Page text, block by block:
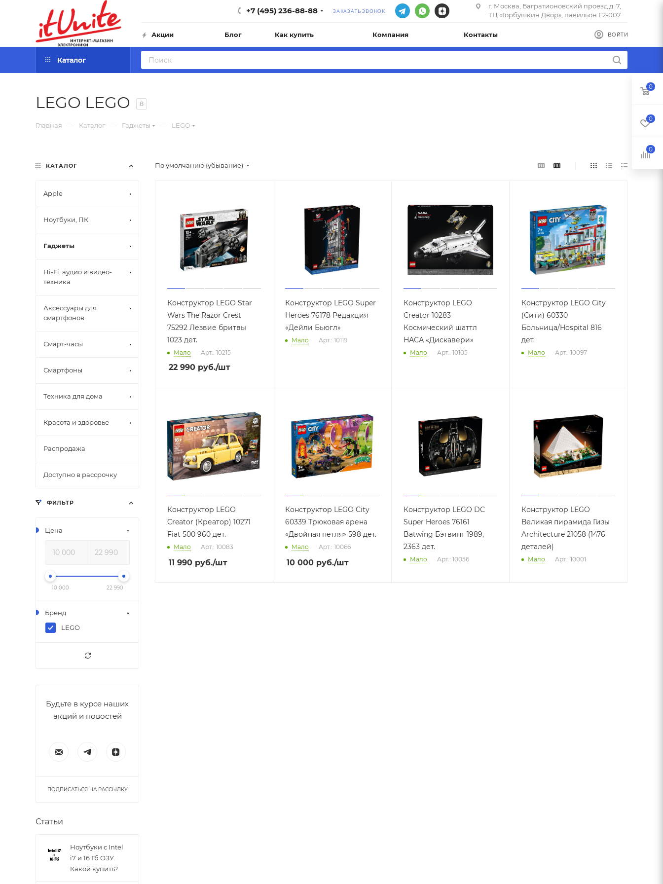
+7 (495) 236-88-88 ЗАКАЗАТЬ ЗВОНОК
г. Москва, Багратионовский проезд д. 7,
ТЦ «Горбушкин Двор», павильон F2-007
ВОЙТИ
Акции Блог Как купить Компания Контакты
Каталог
LEGO LEGO 8
Главная — Каталог — Гаджеты — LEGO
По умолчанию (убывание)
Конструктор LEGO Star
Wars The Razor Crest
75292 Лезвие бритвы
1023 дет.
Мало Арт.: 10215
22 990 руб./шт
Конструктор LEGO Super
Heroes 76178 Редакция
«Дейли Бьюгл»
Мало Арт.: 10119
Конструктор LEGO
Creator 10283
Космический шаттл
НАСА «Дискавери»
Мало Арт.: 10105
Конструктор LEGO City
(Сити) 60330
Больница/Hospital 816
дет.
Мало Арт.: 10097
Конструктор LEGO
Creator (Креатор) 10271
Fiat 500 960 дет.
Мало Арт.: 10083
11 990 руб./шт
Конструктор LEGO City
60339 Трюковая арена
«Двойная петля» 598 дет.
Мало Арт.: 10066
10 000 руб./шт
Конструктор LEGO DC
Super Heroes 76161
Batwing Бэтвинг 1989,
2363 дет.
Мало Арт.: 10056
Конструктор LEGO
Великая пирамида Гизы
Architecture 21058 (1476
деталей)
Мало Арт.: 10001
КАТАЛОГ
Apple
Ноутбуки, ПК
Гаджеты
Hi-Fi, аудио и видео-
техника
Аксессуары для
смартфонов
Смарт-часы
Смартфоны
Техника для дома
Красота и здоровье
Распродажа
Доступно в рассрочку
ФИЛЬТР
Цена
10 000 22 990
Бренд
LEGO
Будьте в курсе наших
акций и новостей
ПОДПИСАТЬСЯ НА РАССЫЛКУ
Статьи
Ноутбуки с Intel
i7 и 16 Гб ОЗУ.
Какой купить?
0
0
0